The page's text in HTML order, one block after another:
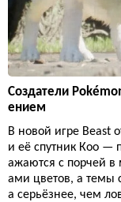
Создатели
ением
В новой игре Beast
и её спутник Кoo —
ажаются с порчей в
ами цветов, а темы
а серьёзнее, чем